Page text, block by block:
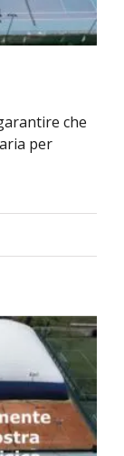
che
per